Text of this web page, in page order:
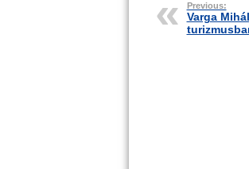
Previous:
Varga